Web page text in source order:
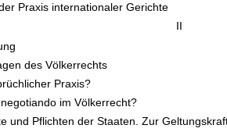
Praxis internationaler Gerichte
II
des Völkerrechts
Praxis?
im Völkerrecht?
und Pflichten der Staaten. Zur